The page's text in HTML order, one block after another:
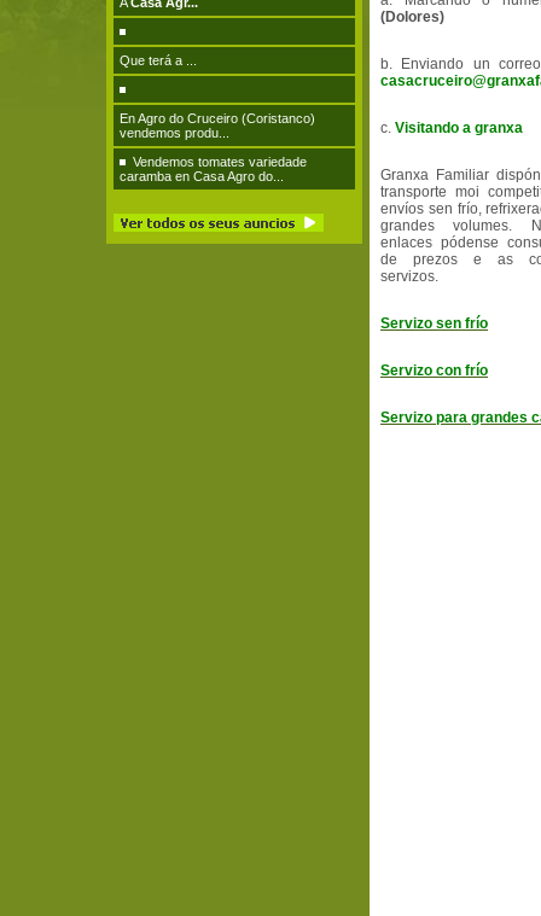
Que terá a ...
En Agro do Cruceiro (Coristanco)
vendemos produ...
Vendemos tomates variedade
caramba en Casa Agro do...
(Dolores)
b. Enviando un
c. Visitando a granxa
Granxa Familiar
transporte moi
envíos sen frío,
grandes volumes.
enlaces pódense
de prezos e as
servizos.
Servizo sen frío
Servizo con frío
Servizo para grandes